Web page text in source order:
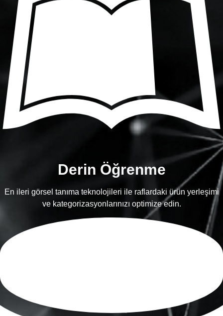
Derin Öğrenme
En ileri görsel tanıma teknolojileri ile raflardaki ürün yerleşimi
ve kategorizasyonlarınızı optimize edin.